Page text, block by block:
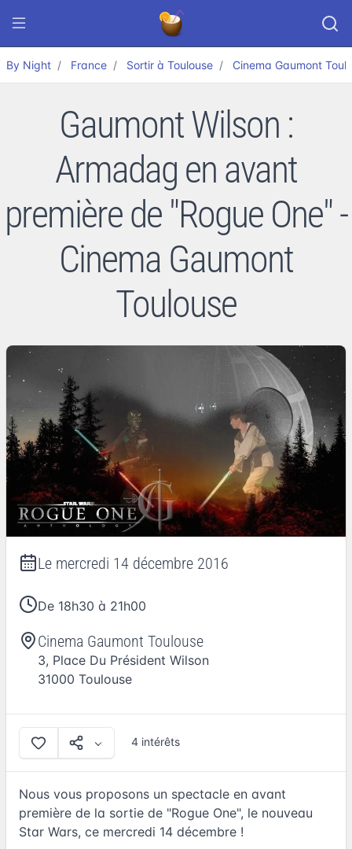
By Night France Sortir à Toulouse Cinema Gaumont
Gaumont Wilson :
Armadag en avant
première de "Rogue One" -
Cinema Gaumont
Toulouse
Le mercredi 14 décembre 2016
De 18h30 à 21h00
Cinema Gaumont Toulouse
3, Place Du Président Wilson
31000 Toulouse
4 intérêts
Nous vous proposons un spectacle en avant
première de la sortie de "Rogue One", le nouveau
Star Wars, ce mercredi 14 décembre !